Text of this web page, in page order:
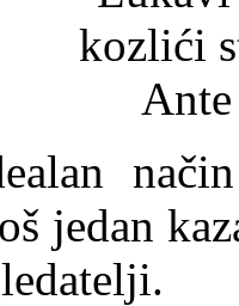
jedan